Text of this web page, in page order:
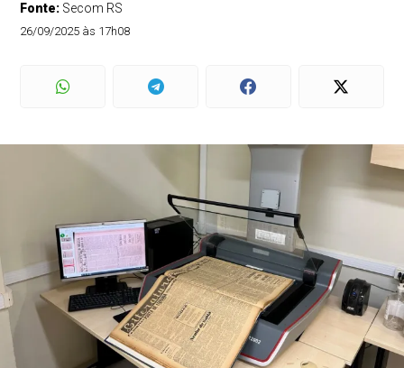
Fonte: Secom RS
26/09/2025 às 17h08